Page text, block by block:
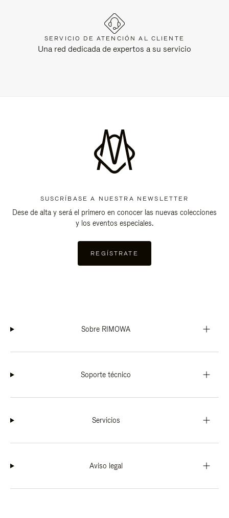
SERVICIO DE ATENCIÓN AL CLIENTE
Una red dedicada de expertos a su servicio
SUSCRÍBASE A NUESTRA NEWSLETTER
Dese de alta y será el primero en conocer las nuevas colecciones
y los eventos especiales.
REGÍSTRATE
Sobre RIMOWA
Soporte técnico
Servicios
Aviso legal